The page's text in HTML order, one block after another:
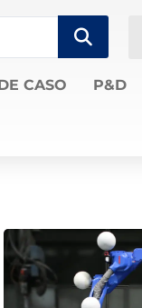
CASO P&D